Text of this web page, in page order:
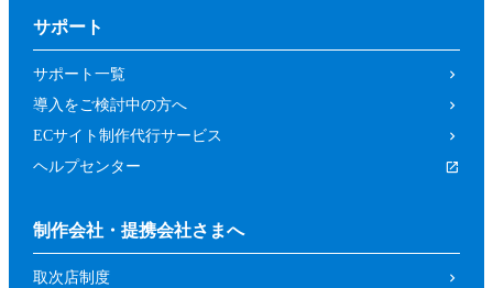
サポート
サポート一覧
導入をご検討中の方へ
ECサイト制作代行サービス
ヘルプセンター
制作会社・提携会社さまへ
取次店制度